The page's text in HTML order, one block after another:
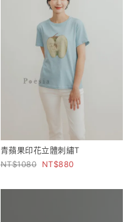
青蘋果印花立體刺繡T
1080
880